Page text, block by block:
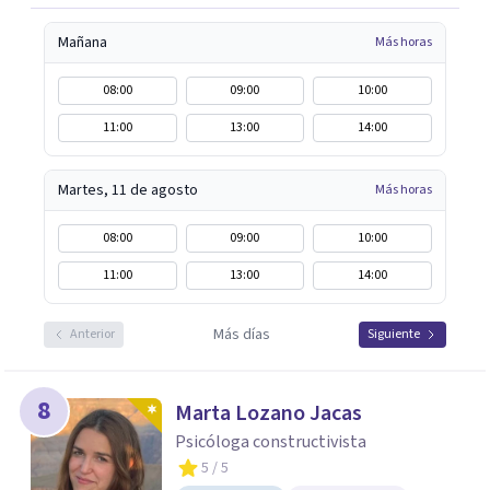
Mañana Más horas
08:00 09:00
10:00
11:00
13:00 14:00
Martes, 11 de agosto Más horas
08:00 09:00
10:00
11:00
13:00 14:00
Anterior Más días Siguiente
8 Marta Lozano Jacas
Psicóloga constructivista
5 / 5